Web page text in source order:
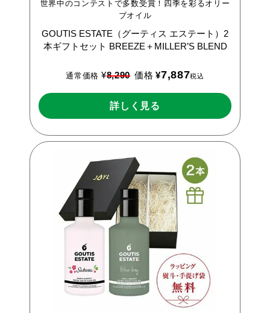
世界中のコンテストで多数受賞！四季を彩るオリー
ブオイル
GOUTIS ESTATE（グーティス エステート）2
本ギフトセット BREEZE＋MILLER’S BLEND
通常価格 ¥8,290 価格 ¥7,887税込
詳しく見る